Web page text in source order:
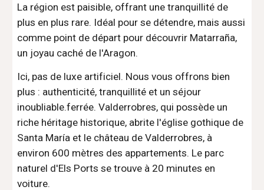
La région est paisible, offrant une tranquillité de
plus en plus rare. Idéal pour se détendre, mais aussi
comme point de départ pour découvrir Matarraña,
un joyau caché de l'Aragon.
Ici, pas de luxe artificiel. Nous vous offrons bien
plus : authenticité, tranquillité et un séjour
inoubliable.ferrée. Valderrobres, qui possède un
riche héritage historique, abrite l'église gothique de
Santa María et le château de Valderrobres, à
environ 600 mètres des appartements. Le parc
naturel d'Els Ports se trouve à 20 minutes en
voiture.